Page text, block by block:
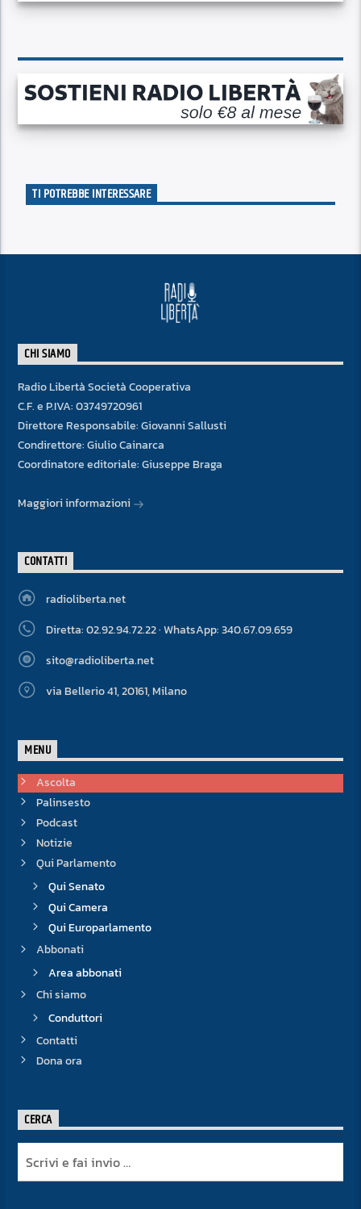
TI POTREBBE INTERESSARE
CHI SIAMO
Radio Libertà Società Cooperativa
C.F. e P.IVA: 03749720961
Direttore Responsabile: Giovanni Sallusti
Condirettore: Giulio Cainarca
Coordinatore editoriale: Giuseppe Braga
Maggiori informazioni
CONTATTI
radioliberta.net
Diretta: 02.92.94.72.22 · WhatsApp: 340.67.09.659
sito@radioliberta.net
via Bellerio 41, 20161, Milano
MENU
Ascolta
Palinsesto
Podcast
Notizie
Qui Parlamento
Qui Senato
Qui Camera
Qui Europarlamento
Abbonati
Area abbonati
Chi siamo
Conduttori
Contatti
Dona ora
CERCA